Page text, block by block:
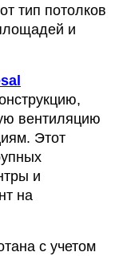
тип потолков
и
вентиляцию
Этот
и
на
с учетом